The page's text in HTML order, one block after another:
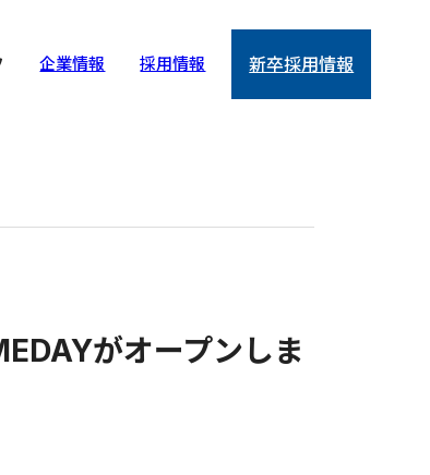
企業情報 採用情報 新卒採用情報
がオープンしま